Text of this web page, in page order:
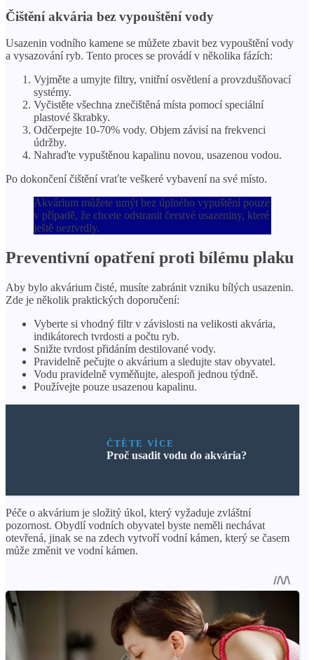
Čištění akvária bez vypouštění vody
Usazenin vodního kamene se můžete zbavit bez vypouštění vody
a vysazování ryb. Tento proces se provádí v několika fázích:
Vyjměte a umyjte filtry, vnitřní osvětlení a provzdušňovací
systémy.
Vyčistěte všechna znečištěná místa pomocí speciální
plastové škrabky.
Odčerpejte 10-70% vody. Objem závisí na frekvenci
údržby.
Nahraďte vypuštěnou kapalinu novou, usazenou vodou.
Po dokončení čištění vraťte veškeré vybavení na své místo.
Akvárium můžete umýt bez úplného vypuštění pouze
v případě, že chcete odstranit čerstvé usazeniny, které
ještě neztvrdly.
Preventivní opatření proti bílému plaku
Aby bylo akvárium čisté, musíte zabránit vzniku bílých usazenin.
Zde je několik praktických doporučení:
Vyberte si vhodný filtr v závislosti na velikosti akvária,
indikátorech tvrdosti a počtu ryb.
Snižte tvrdost přidáním destilované vody.
Pravidelně pečujte o akvárium a sledujte stav obyvatel.
Vodu pravidelně vyměňujte, alespoň jednou týdně.
Používejte pouze usazenou kapalinu.
ČTĚTE VÍCE
Proč usadit vodu do akvária?
Péče o akvárium je složitý úkol, který vyžaduje zvláštní
pozornost. Obydlí vodních obyvatel byste neměli nechávat
otevřená, jinak se na zdech vytvoří vodní kámen, který se časem
může změnit ve vodní kámen.